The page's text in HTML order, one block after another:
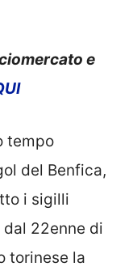
e
tempo
del Benfica,
i sigilli
22enne di
torinese la